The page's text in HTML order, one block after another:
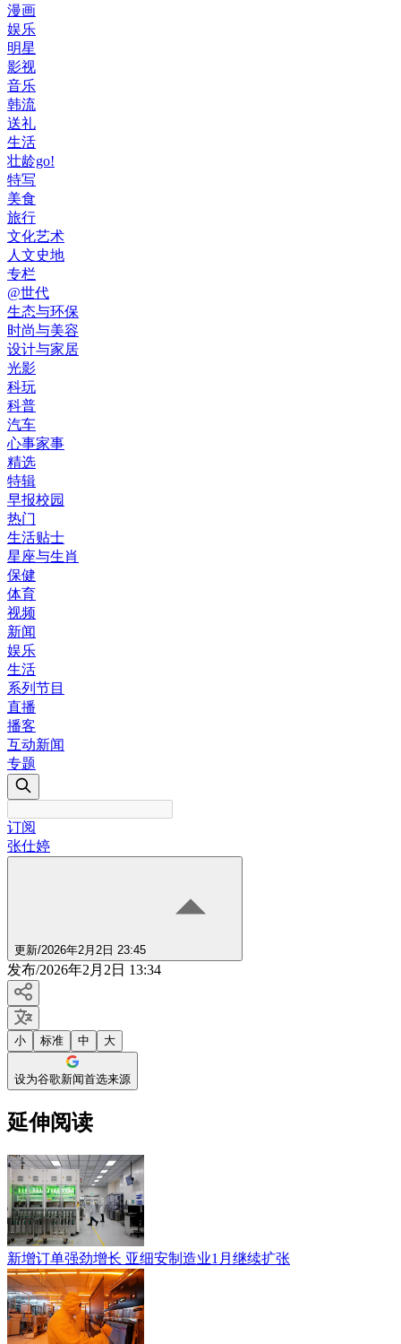
漫画
娱乐
明星
影视
音乐
韩流
送礼
生活
壮龄go!
特写
美食
旅行
文化艺术
人文史地
专栏
@世代
生态与环保
时尚与美容
设计与家居
光影
科玩
科普
汽车
心事家事
精选
特辑
早报校园
热门
生活贴士
星座与生肖
保健
体育
视频
新闻
娱乐
生活
系列节目
直播
播客
互动新闻
专题
订阅
张仕婷
更新/2026年2月2日 23:45
发布/2026年2月2日 13:34
小 标准 中 大
设为谷歌新闻首选来源
延伸阅读
新增订单强劲增长 亚细安制造业1月继续扩张